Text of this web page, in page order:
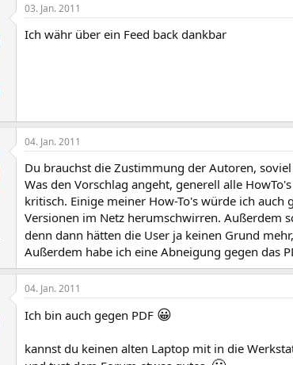
03. Jan. 2011
Ich währ über ein Feed back dankbar
04. Jan. 2011
Du brauchst die Zustimmung der Autoren,
Was den Vorschlag angeht, generell alle
kritisch. Einige meiner How-To's würde ich
Versionen im Netz herumschwirren. Außerdem
denn dann hätten die User ja keinen Grund
Außerdem habe ich eine Abneigung gegen das
04. Jan. 2011
Ich bin auch gegen PDF 😀
kannst du keinen alten Laptop mit in die